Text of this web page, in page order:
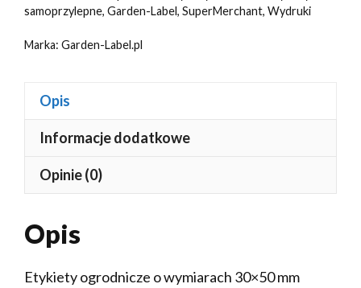
samoprzylepne, Garden-Label, SuperMerchant, Wydruki
Marka: Garden-Label.pl
Opis
Informacje dodatkowe
Opinie (0)
Opis
Etykiety ogrodnicze o wymiarach 30×50 mm